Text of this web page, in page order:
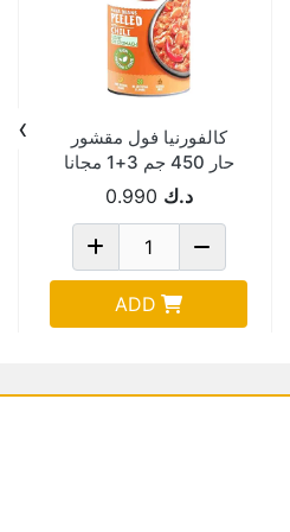
كالفورنيا فول مقشور
حار 450 جم 3+1 مجانا
د.ك 0.990
ADD
›